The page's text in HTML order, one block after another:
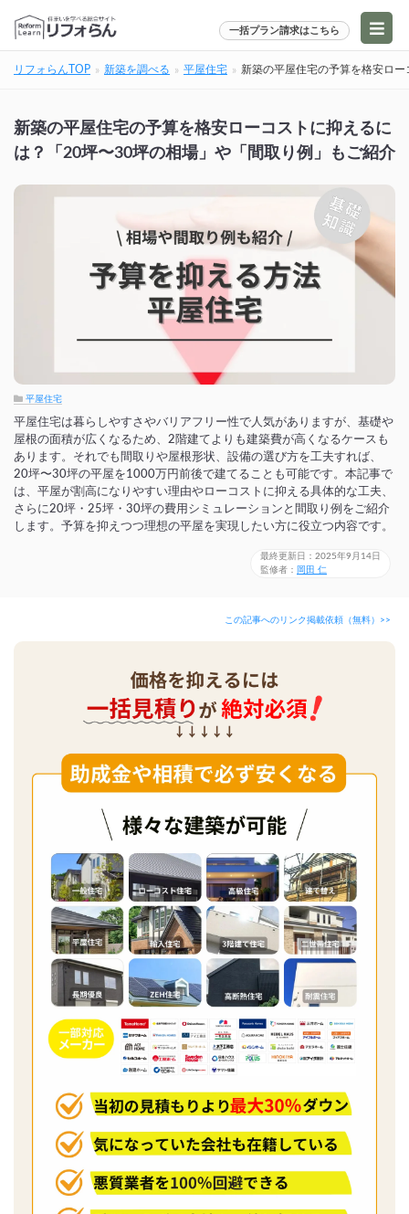
一括プラン請求はこちら
リフォらんTOP 新築を調べる 平屋住宅 新築の平屋住宅の予算を格安ロ
新築の平屋住宅の予算を格安ローコストに抑えるに
は？「20坪〜30坪の相場」や「間取り例」もご紹介
平屋住宅
平屋住宅は暮らしやすさやバリアフリー性で人気がありますが、基礎や
屋根の面積が広くなるため、2階建てよりも建築費が高くなるケースも
あります。それでも間取りや屋根形状、設備の選び方を工夫すれば、
20坪〜30坪の平屋を1000万円前後で建てることも可能です。本記事で
は、平屋が割高になりやすい理由やローコストに抑える具体的な工夫、
さらに20坪・25坪・30坪の費用シミュレーションと間取り例をご紹介
します。予算を抑えつつ理想の平屋を実現したい方に役立つ内容です。
最終更新日：2025年9月14日
監修者： 岡田 仁
この記事へのリンク掲載依頼（無料）>>